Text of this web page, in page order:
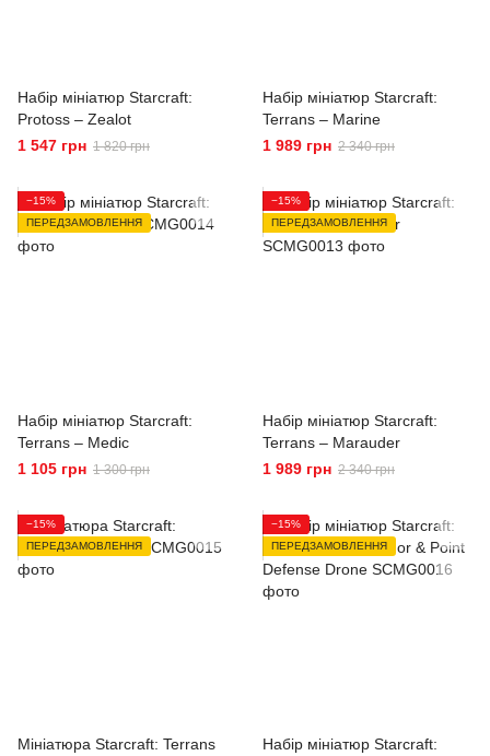
Набір мініатюр Starcraft:
Protoss – Zealot
1 547 грн 1 820 грн
Набір мініатюр Starcraft:
Terrans – Marine
1 989 грн 2 340 грн
−15%
ПЕРЕДЗАМОВЛЕННЯ
Набір мініатюр Starcraft:
Terrans – Medic
1 105 грн 1 300 грн
−15%
ПЕРЕДЗАМОВЛЕННЯ
Набір мініатюр Starcraft:
Terrans – Marauder
1 989 грн 2 340 грн
−15%
ПЕРЕДЗАМОВЛЕННЯ
Мініатюра Starcraft: Terrans
−15%
ПЕРЕДЗАМОВЛЕННЯ
Набір мініатюр Starcraft: